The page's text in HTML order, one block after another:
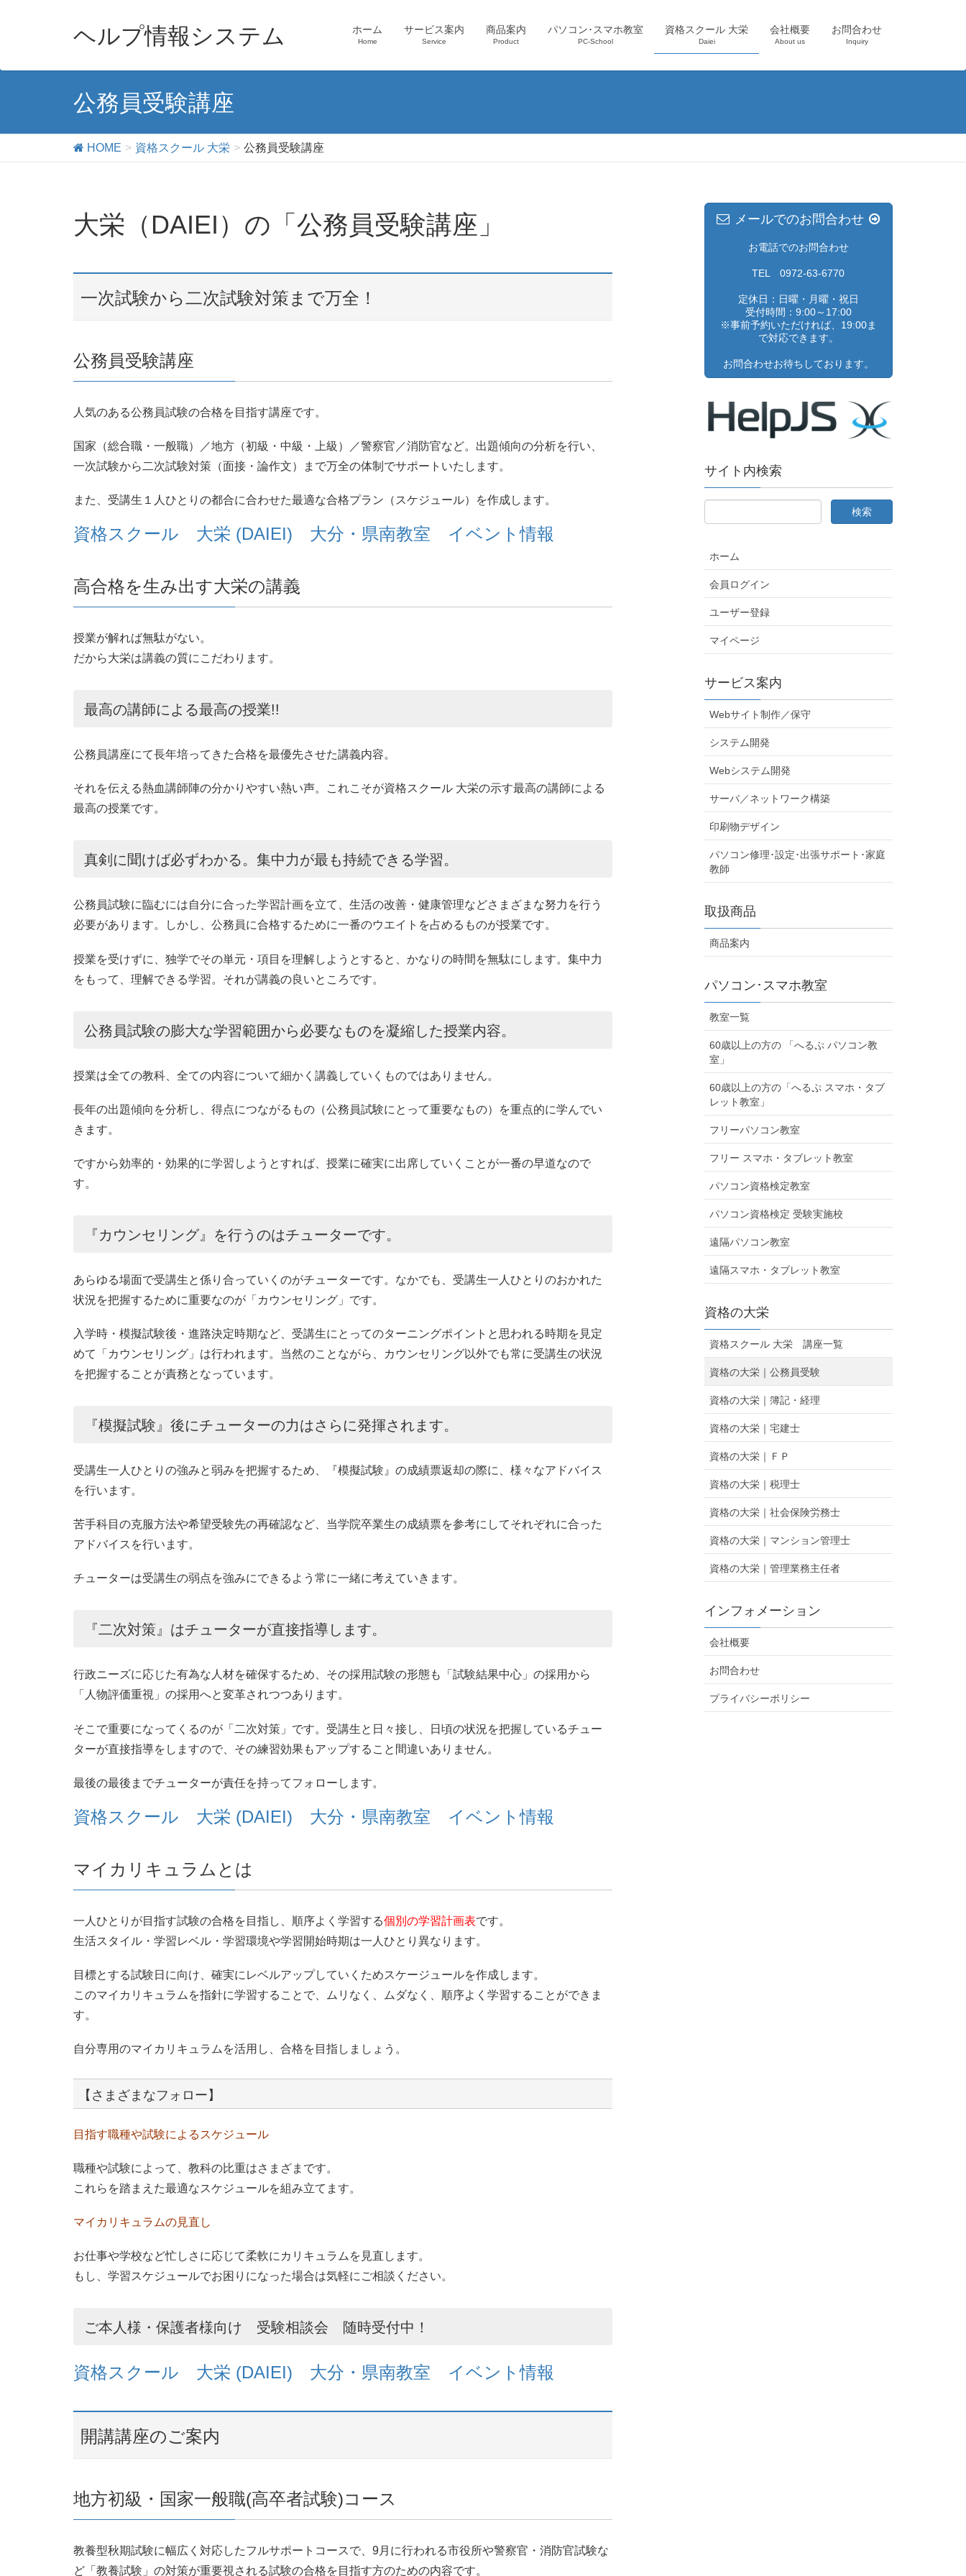
ヘルプ情報システム ホーム
Home
サービス案内
Service
商品案内
Product
パソコン･スマホ教室
PC-School
資格スクール 大栄
Daiei
会社概要
About us
お問合わせ
Inquiry
公務員受験講座
HOME 資格スクール 大栄 公務員受験講座
大栄（DAIEI）の「公務員受験講座」
一次試験から二次試験対策まで万全！
公務員受験講座
人気のある公務員試験の合格を目指す講座です。
国家（総合職・一般職）／地方（初級・中級・上級）／警察官／消防官など。出題傾向の分析を行い、
一次試験から二次試験対策（面接・論作文）まで万全の体制でサポートいたします。
また、受講生１人ひとりの都合に合わせた最適な合格プラン（スケジュール）を作成します。
資格スクール 大栄 (DAIEI) 大分・県南教室 イベント情報
高合格を生み出す大栄の講義
授業が解れば無駄がない。
だから大栄は講義の質にこだわります。
最高の講師による最高の授業!!
公務員講座にて長年培ってきた合格を最優先させた講義内容。
それを伝える熱血講師陣の分かりやすい熱い声。これこそが資格スクール 大栄の示す最高の講師による
最高の授業です。
真剣に聞けば必ずわかる。集中力が最も持続できる学習。
公務員試験に臨むには自分に合った学習計画を立て、生活の改善・健康管理などさまざまな努力を行う
必要があります。しかし、公務員に合格するために一番のウエイトを占めるものが授業です。
授業を受けずに、独学でその単元・項目を理解しようとすると、かなりの時間を無駄にします。集中力
をもって、理解できる学習。それが講義の良いところです。
公務員試験の膨大な学習範囲から必要なものを凝縮した授業内容。
授業は全ての教科、全ての内容について細かく講義していくものではありません。
長年の出題傾向を分析し、得点につながるもの（公務員試験にとって重要なもの）を重点的に学んでい
きます。
ですから効率的・効果的に学習しようとすれば、授業に確実に出席していくことが一番の早道なので
す。
『カウンセリング』を行うのはチューターです。
あらゆる場面で受講生と係り合っていくのがチューターです。なかでも、受講生一人ひとりのおかれた
状況を把握するために重要なのが「カウンセリング」です。
入学時・模擬試験後・進路決定時期など、受講生にとってのターニングポイントと思われる時期を見定
めて「カウンセリング」は行われます。当然のことながら、カウンセリング以外でも常に受講生の状況
を把握することが責務となっています。
『模擬試験』後にチューターの力はさらに発揮されます。
受講生一人ひとりの強みと弱みを把握するため、『模擬試験』の成績票返却の際に、様々なアドバイス
を行います。
苦手科目の克服方法や希望受験先の再確認など、当学院卒業生の成績票を参考にしてそれぞれに合った
アドバイスを行います。
チューターは受講生の弱点を強みにできるよう常に一緒に考えていきます。
『二次対策』はチューターが直接指導します。
行政ニーズに応じた有為な人材を確保するため、その採用試験の形態も「試験結果中心」の採用から
「人物評価重視」の採用へと変革されつつあります。
そこで重要になってくるのが「二次対策」です。受講生と日々接し、日頃の状況を把握しているチュー
ターが直接指導をしますので、その練習効果もアップすること間違いありません。
最後の最後までチューターが責任を持ってフォローします。
資格スクール 大栄 (DAIEI) 大分・県南教室 イベント情報
マイカリキュラムとは
一人ひとりが目指す試験の合格を目指し、順序よく学習する個別の学習計画表です。
生活スタイル・学習レベル・学習環境や学習開始時期は一人ひとり異なります。
目標とする試験日に向け、確実にレベルアップしていくためスケージュールを作成します。
このマイカリキュラムを指針に学習することで、ムリなく、ムダなく、順序よく学習することができま
す。
自分専用のマイカリキュラムを活用し、合格を目指しましょう。
【さまざまなフォロー】
目指す職種や試験によるスケジュール
職種や試験によって、教科の比重はさまざまです。
これらを踏まえた最適なスケジュールを組み立てます。
マイカリキュラムの見直し
お仕事や学校など忙しさに応じて柔軟にカリキュラムを見直します。
もし、学習スケジュールでお困りになった場合は気軽にご相談ください。
ご本人様・保護者様向け 受験相談会 随時受付中！
資格スクール 大栄 (DAIEI) 大分・県南教室 イベント情報
開講講座のご案内
地方初級・国家一般職(高卒者試験)コース
教養型秋期試験に幅広く対応したフルサポートコースで、9月に行われる市役所や警察官・消防官試験な
ど「教養試験」の対策が重要視される試験の合格を目指す方のための内容です。
メールでのお問合わせ
お電話でのお問合わせ
TEL 0972-63-6770
定休日：日曜・月曜・祝日
受付時間：9:00～17:00
※事前予約いただければ、19:00ま
で対応できます。
お問合わせお待ちしております。
サイト内検索
ホーム
会員ログイン
ユーザー登録
マイページ
サービス案内
Webサイト制作／保守
システム開発
Webシステム開発
サーバ／ネットワーク構築
印刷物デザイン
パソコン修理･設定･出張サポート･家庭
教師
取扱商品
商品案内
パソコン･スマホ教室
教室一覧
60歳以上の方の 「へるぷ パソコン教
室」
60歳以上の方の「へるぷ スマホ・タブ
レット教室」
フリーパソコン教室
フリー スマホ・タブレット教室
パソコン資格検定教室
パソコン資格検定 受験実施校
遠隔パソコン教室
遠隔スマホ・タブレット教室
資格の大栄
資格スクール 大栄 講座一覧
資格の大栄｜公務員受験
資格の大栄｜簿記・経理
資格の大栄｜宅建士
資格の大栄｜ＦＰ
資格の大栄｜税理士
資格の大栄｜社会保険労務士
資格の大栄｜マンション管理士
資格の大栄｜管理業務主任者
インフォメーション
会社概要
お問合わせ
プライバシーポリシー